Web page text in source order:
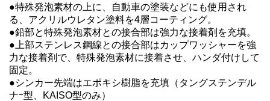
●特殊発泡素材の上に、自動車の塗装などにも使用され
る、アクリルウレタン塗料を4層コーティング。
●鉛部と特殊発泡素材との接合部は強力な接着剤を充填。
●上部ステンレス鋼線との接合部はカップワッシャーを強
力な接着剤で、特殊発泡素材に接着させ、ハンダ付けして
固定。
●シンカー先端はエポキシ樹脂を充填（タングステンデル
ナｰ型、KAISO型のみ）